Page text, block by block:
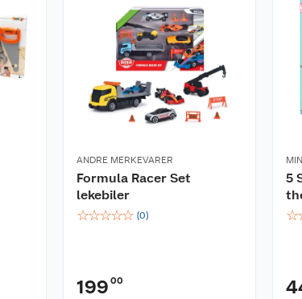
ANDRE MERKEVARER
Formula Racer Set
lekebiler
☆☆☆☆☆ (0)
199 00
5
☆